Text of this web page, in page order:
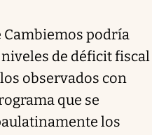
Cambiemos podría
de déficit fiscal
observados con
que se
los